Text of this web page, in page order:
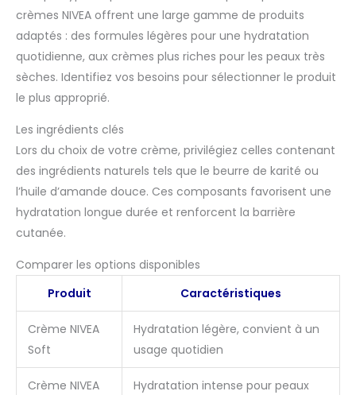
crèmes NIVEA offrent une large gamme de produits
adaptés : des formules légères pour une hydratation
quotidienne, aux crèmes plus riches pour les peaux très
sèches. Identifiez vos besoins pour sélectionner le produit
le plus approprié.
Les ingrédients clés
Lors du choix de votre crème, privilégiez celles contenant
des ingrédients naturels tels que le beurre de karité ou
l’huile d’amande douce. Ces composants favorisent une
hydratation longue durée et renforcent la barrière
cutanée.
Comparer les options disponibles
Produit
Caractéristiques
Crème NIVEA
Soft
Hydratation légère, convient à un
usage quotidien
Crème NIVEA
Hydratation intense pour peaux